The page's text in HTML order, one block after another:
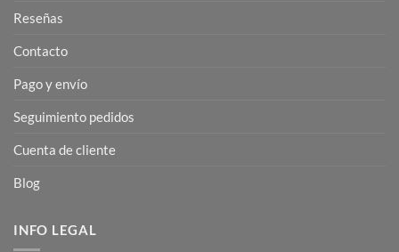
Reseñas
Contacto
Pago y envío
Seguimiento pedidos
Cuenta de cliente
Blog
INFO LEGAL